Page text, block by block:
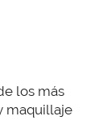
los más
maquillaje